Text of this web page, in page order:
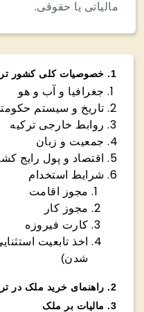
مالیاتی یا حقوقی.
1
. خصوصیات کلی کشور
جغرافیا و آب و هو
تاریخ و سیستم
روابط خارجی ترکیه
جمعیت و زبان
اقتصاد و پول رایج
شرایط استخدام
مجوز اقامت
مجوز کار
کارت فیروزه
اخذ تابعیت
شدن)
2
. راهنمای خرید ملک در
3
. مالیات بر ملک